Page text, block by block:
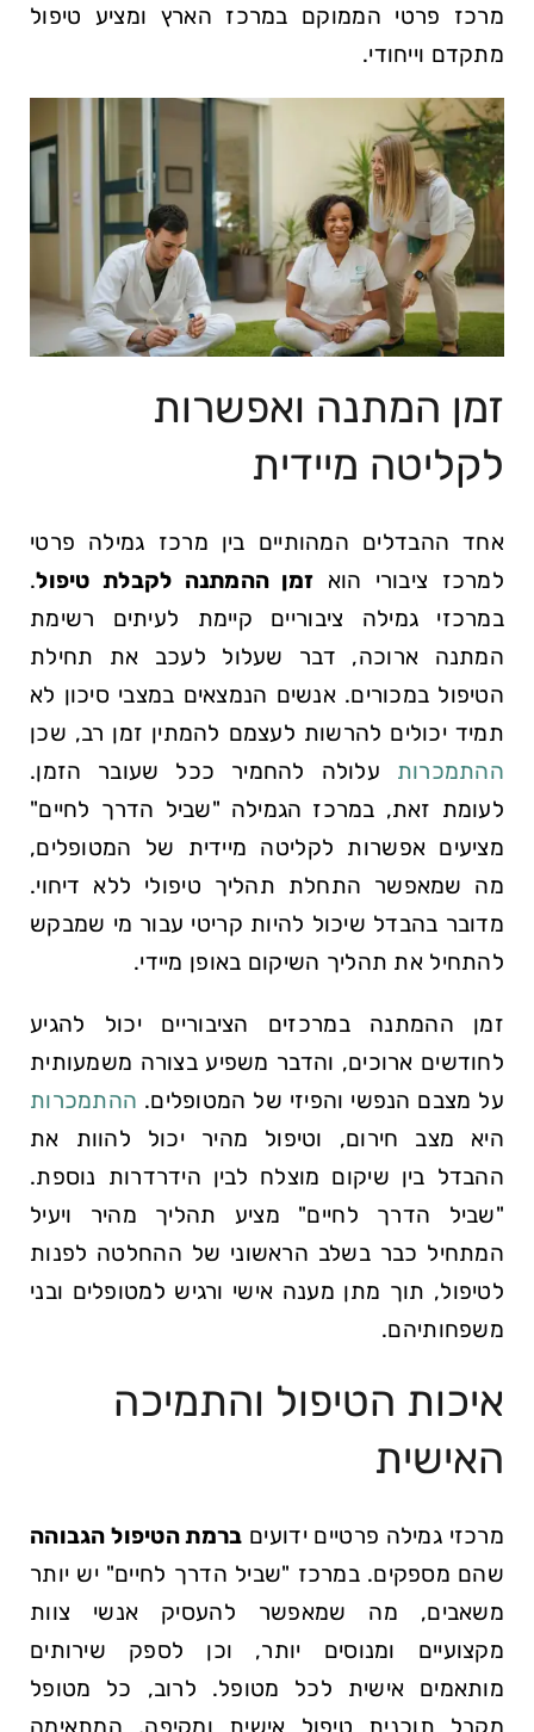
מרכז פרטי הממוקם במרכז הארץ ומציע טיפול
מתקדם וייחודי.
זמן המתנה ואפשרות
לקליטה מיידית
אחד ההבדלים המהותיים בין מרכז גמילה פרטי
למרכז ציבורי הוא זמן ההמתנה לקבלת טיפול.
במרכזי גמילה ציבוריים קיימת לעיתים רשימת
המתנה ארוכה, דבר שעלול לעכב את תחילת
הטיפול במכורים. אנשים הנמצאים במצבי סיכון לא
תמיד יכולים להרשות לעצמם להמתין זמן רב, שכן
ההתמכרות עלולה להחמיר ככל שעובר הזמן.
לעומת זאת, במרכז הגמילה "שביל הדרך לחיים"
מציעים אפשרות לקליטה מיידית של המטופלים,
מה שמאפשר התחלת תהליך טיפולי ללא דיחוי.
מדובר בהבדל שיכול להיות קריטי עבור מי שמבקש
להתחיל את תהליך השיקום באופן מיידי.
זמן ההמתנה במרכזים הציבוריים יכול להגיע
לחודשים ארוכים, והדבר משפיע בצורה משמעותית
על מצבם הנפשי והפיזי של המטופלים. ההתמכרות
היא מצב חירום, וטיפול מהיר יכול להוות את
ההבדל בין שיקום מוצלח לבין הידרדרות נוספת.
"שביל הדרך לחיים" מציע תהליך מהיר ויעיל
המתחיל כבר בשלב הראשוני של ההחלטה לפנות
לטיפול, תוך מתן מענה אישי ורגיש למטופלים ובני
משפחותיהם.
איכות הטיפול והתמיכה
האישית
מרכזי גמילה פרטיים ידועים ברמת הטיפול הגבוהה
שהם מספקים. במרכז "שביל הדרך לחיים" יש יותר
משאבים, מה שמאפשר להעסיק אנשי צוות
מקצועיים ומנוסים יותר, וכן לספק שירותים
מותאמים אישית לכל מטופל. לרוב, כל מטופל